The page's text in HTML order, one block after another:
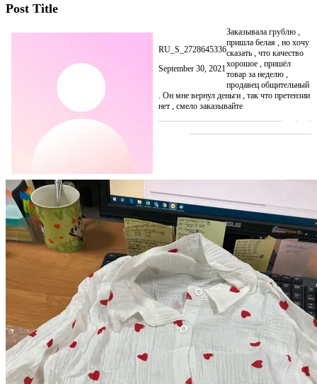
Post Title
RU_S_2728645336
September 30, 2021
Заказывала грублю ,
пришла белая , но хочу
сказать , что качество
хорошое , пришёл
товар за неделю ,
продавец общительный
. Он мне вернул деньги , так что претензии
нет , смело заказывайте